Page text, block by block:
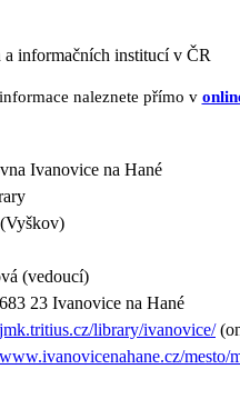
informačních institucí v ČR
naleznete přímo v
Ivanovice na Hané
(vedoucí)
23 Ivanovice na Hané
library/ivanovice/
mesto/